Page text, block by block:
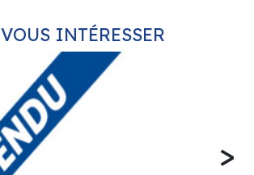
VOUS INTÉRESSER
>